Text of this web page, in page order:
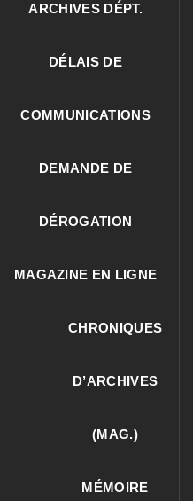
ARCHIVES DÉPT.
DÉLAIS DE
COMMUNICATIONS
DEMANDE DE
DÉROGATION
MAGAZINE EN LIGNE
CHRONIQUES
D’ARCHIVES
(MAG.)
MÉMOIRE